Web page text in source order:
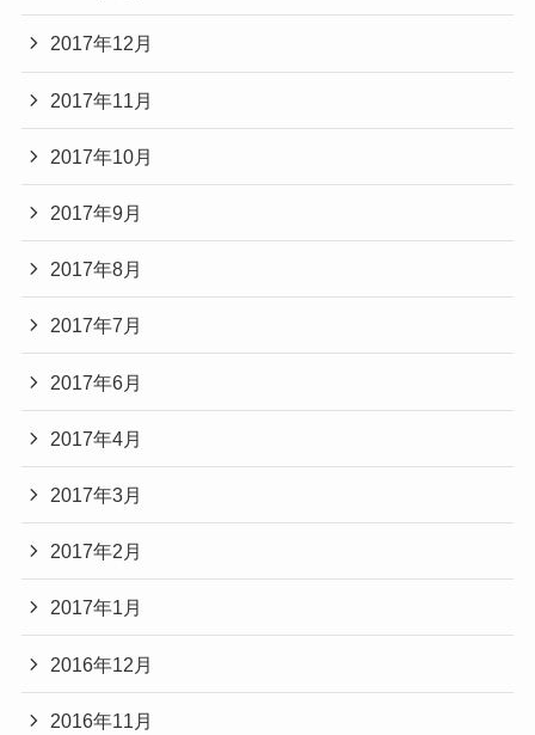
2017年12月
2017年11月
2017年10月
2017年9月
2017年8月
2017年7月
2017年6月
2017年4月
2017年3月
2017年2月
2017年1月
2016年12月
2016年11月